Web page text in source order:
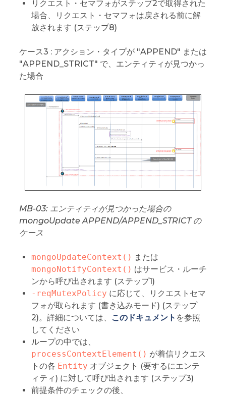
リクエスト・セマフォがステップ2で取得された
場合、リクエスト・セマフォは戻される前に解
放されます (ステップ8)
ケース3 : アクション・タイプが "APPEND" または
"APPEND_STRICT" で、エンティティが見つかっ
た場合
MB-03: エンティティが見つかった場合の
mongoUpdate APPEND/APPEND_STRICT の
ケース
mongoUpdateContext() または
mongoNotifyContext() はサービス・ルーチ
ンから呼び出されます (ステップ1)
-reqMutexPolicy に応じて、リクエストセマ
フォが取られます (書き込みモード) (ステップ
2)。詳細については、
このドキュメント を参照
してください
ループの中では、
processContextElement() が着信リクエス
トの各 Entity オブジェクト (要するにエンテ
ィティ) に対して呼び出されます (ステップ3)
前提条件のチェックの後、